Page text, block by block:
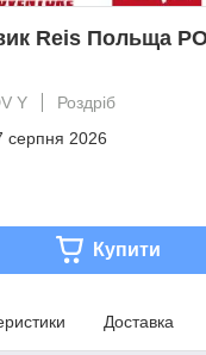
Reis Польща
Y
Роздріб
серпня 2026
Купити
Доставка